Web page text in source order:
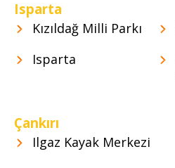
Isparta
Kızıldağ Milli Parkı
Isparta
Çankırı
Ilgaz Kayak Merkezi